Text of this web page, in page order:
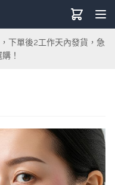
下單後2工作天內發貨，急
！